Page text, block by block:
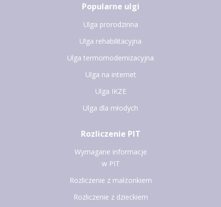
Popularne ulgi
Ulga prorodzinna
Ulga rehabilitacyjna
Ulga termomodernizacyjna
Ulga na internet
Ulga IKZE
Ulga dla młodych
Rozliczenie PIT
Wymagane informacje
w PIT
Rozliczenie z małżonkiem
Rozliczenie z dzieckiem